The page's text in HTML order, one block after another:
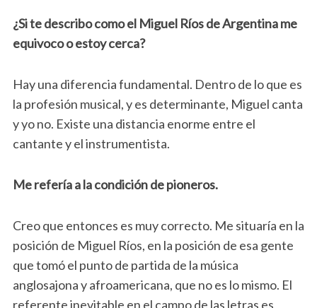
¿Si te describo como el Miguel Ríos de Argentina me
equivoco o estoy cerca?
Hay una diferencia fundamental. Dentro de lo que es
la profesión musical, y es determinante, Miguel canta
y yo no. Existe una distancia enorme entre el
cantante y el instrumentista.
Me refería a la condición de pioneros.
Creo que entonces es muy correcto. Me situaría en la
posición de Miguel Ríos, en la posición de esa gente
que tomó el punto de partida de la música
anglosajona y afroamericana, que no es lo mismo. El
referente inevitable en el campo de las letras es